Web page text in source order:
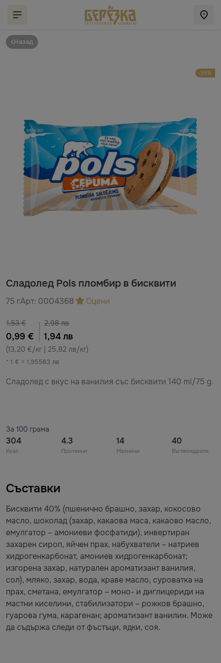
Назад
-35%
Сладолед Pols пломбир в бисквити
75 гАрт: 0004368 Оцени
1,53 €
0,99 €
2,98 лв
1,94 лв
(13,20 €/кг | 25,82 лв/кг)
* 1 € = 1,95583 лв
Сладолед с вкус на ванилия със бисквити 140 ml/75 g.
За 100 грама
304
Ккал
4.3
Протеини
14
Мазнини
40
Въглехидрати
Съставки
Бисквити 40% (пшенично брашно, захар, кокосово
масло, шоколад (захар, какаова маса, какаово масло,
емулгатор – амониеви фосфатиди), инвертиран
захарен сироп, яйчен прах, набухватели – натриев
хидрогенкарбонат, амониев хидрогенкарбонат;
изгорена захар, натурален ароматизант ванилия,
сол), мляко, захар, вода, краве масло, суроватка на
прах, сметана, емулгатор – моно- и диглицериди на
мастни киселини, стабилизатори – рожков брашно,
гуарова гума, карагенан; ароматизант ванилин. Може
да съдържа следи от фъстъци, ядки, соя.